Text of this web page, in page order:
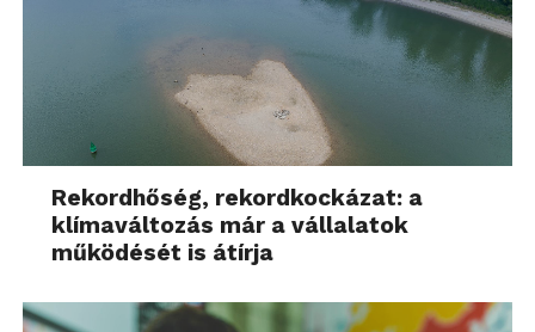
Rekordhőség, rekordkockázat: a
klímaváltozás már a vállalatok
működését is átírja